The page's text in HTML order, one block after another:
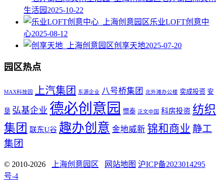
生活园 2025-10-22
乐业LOFT创意中
心2025-08-12
创享天地2025-07-20
园区热点
MAX科技园 上汽集团 东源企业 八号桥集团 北外滩办公楼 奕成投资 安
垦 弘基企业 德必创意园 憬泰 泛文中国 科房投资 纺织
集团 联东U谷 趣办创意 金地威新 锦和商业 静工
集团
© 2010-2026 上海创意园区 网站地图 沪ICP备2023014295
号-4